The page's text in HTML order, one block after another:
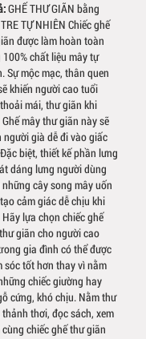
GHẾ THƯ GIÃN bằng
TỰ NHIÊN Chiếc ghế
được làm hoàn toàn
chất liệu mây tự
Sự mộc mạc, thân quen
khiến người cao tuổi
mái, thư giãn khi
mây thư giãn này sẽ
người già dễ đi vào giấc
biệt, thiết kế phần lưng
dáng lưng người dùng
cây song mây uốn
cảm giác dễ chịu khi
lựa chọn chiếc ghế
giãn cho người cao
gia đình có thể được
sóc tốt hơn thay vì nằm
chiếc giường hay
cứng, khó chịu. Nằm thư
thơi, đọc sách, xem
chiếc ghế thư giãn